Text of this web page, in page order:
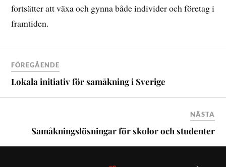
fortsätter att växa och gynna både individer och företag i
framtiden.
FÖREGÅENDE
Lokala initiativ för samåkning i Sverige
NÄSTA
Samåkningslösningar för skolor och studenter